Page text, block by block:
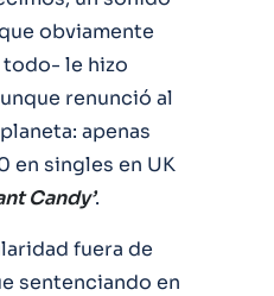
obviamente
le hizo
renunció al
apenas
en singles en UK
Candy’.
fuera de
sentenciando en